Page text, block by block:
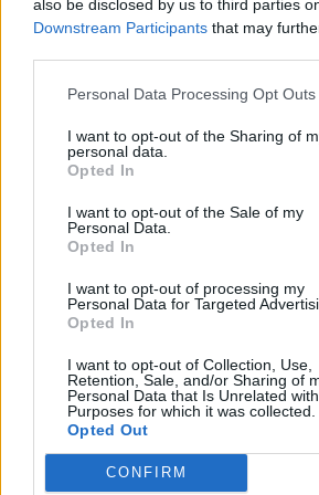
also be disclosed by us to third parties
Downstream Participants that may
Personal Data Processing Opt Outs
I want to opt-out of the Sharing of
personal data.
Opted In
I want to opt-out of the Sale of my
Personal Data.
Opted In
I want to opt-out of processing my
Personal Data for Targeted
Opted In
I want to opt-out of Collection, Use,
Retention, Sale, and/or Sharing of
Personal Data that Is Unrelated
Purposes for which it was collected.
Opted Out
CONFIRM
Gibanje je lahko tudi odlična
navezovanje novih stikov,še
aktivnostih. Skupni cilji in podpora
motivator, poleg tega povečujejo
4. Poslušajte svoje telo in bodite
Ne pričakujte takojšnjih dramatičnih
mišice so na začetku normalne,
bolečine pa so znak, da morate
tudi hidracija: pijte dovolj vode
Poslušanje telesa je kritično za
prekomerno telesno težo in tiste z
zdravstvenimi težavami. Pred
vadbe je vsekakor priporočljiv
Investicija v vaš boljši jutri
Tudi strokovnjaki zNacionalnega
zdravje (NIJZ)poudarjajo, da redna